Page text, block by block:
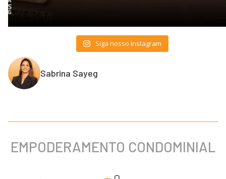
Siga nosso Instagram
Sabrina Sayeg
EMPODERAMENTO CONDOMINIAL